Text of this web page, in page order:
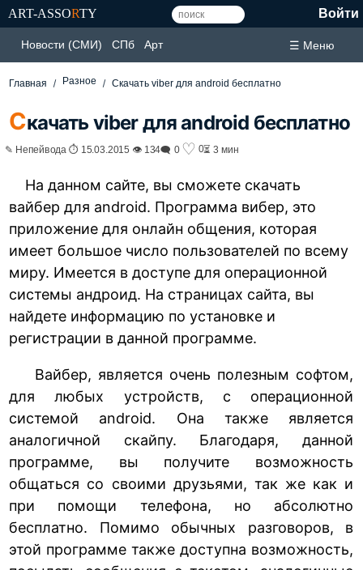
ART-ASSORTY Войти
Новости (СМИ) СПб Арт ☰ Меню
Главная Разное Скачать viber для android бесплатно
Скачать viber для android бесплатно
✎ Непейвода ⏱ 15.03.2015 👁 134🗨 0 ♡ 0⏳ 3 мин
На данном сайте, вы сможете скачать
вайбер для android. Программа вибер, это
приложение для онлайн общения, которая
имеет большое число пользователей по всему
миру. Имеется в доступе для операционной
системы андроид. На страницах сайта, вы
найдете информацию по установке и
регистрации в данной программе.
Вайбер, является очень полезным софтом,
для любых устройств, с операционной
системой android. Она также является
аналогичной скайпу. Благодаря, данной
программе, вы получите возможность
общаться со своими друзьями, так же как и
при помощи телефона, но абсолютно
бесплатно. Помимо обычных разговоров, в
этой программе также доступна возможность,